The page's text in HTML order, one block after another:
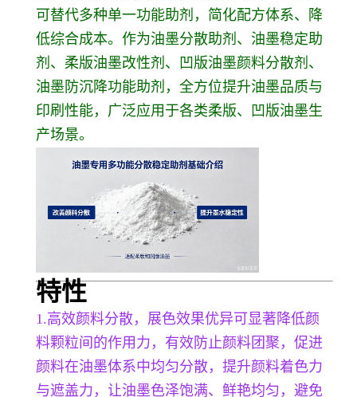
可替代多种单一功能助剂，简化配方体系、降
低综合成本。作为油墨分散助剂、油墨稳定助
剂、柔版油墨改性剂、凹版油墨颜料分散剂、
油墨防沉降功能助剂，全方位提升油墨品质与
印刷性能，广泛应用于各类柔版、凹版油墨生
产场景。
特性
1.高效颜料分散，展色效果优异可显著降低颜
料颗粒间的作用力，有效防止颜料团聚，促进
颜料在油墨体系中均匀分散，提升颜料着色力
与遮盖力，让油墨色泽饱满、鲜艳均匀，避免